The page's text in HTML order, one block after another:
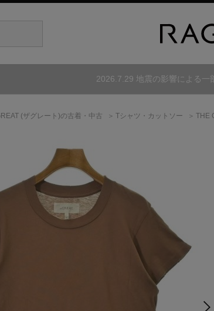
2026.7.29 地震の影響による一
(ザグレート)の古着・中古 Tシャツ・カットソー THE